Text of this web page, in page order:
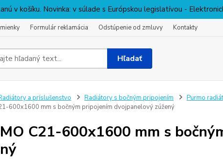
v košíku. Novinka: v súlade s Európskou legislatívou -
Formulár reklamácia Odstúpenie od zmluvy Kontakty
Hľadať
a príslušenstvo Radiátory s bočným pripojením Purmo
600x1600 mm s bočným pripojením dvojpanelový zúžený
C21-600x1600 mm s